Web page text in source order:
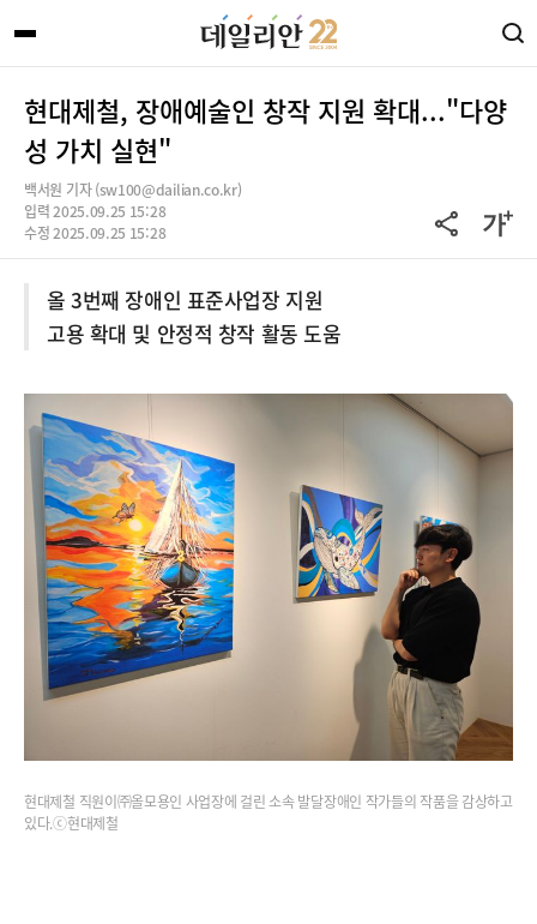
현대제철, 장애예술인 창작 지원 확대..."다양
성 가치 실현"
백서원 기자 (sw100@dailian.co.kr)
입력 2025.09.25 15:28
수정 2025.09.25 15:28
올 3번째 장애인 표준사업장 지원
고용 확대 및 안정적 창작 활동 도움
현대제철 직원이㈜올모용인 사업장에 걸린 소속 발달장애인 작가들의 작품을 감상하고
있다.ⓒ현대제철